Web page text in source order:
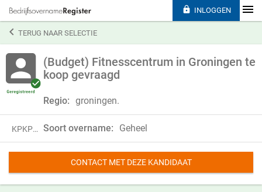
TERUG NAAR SELECTIE
(Budget) Fitnesscentrum in Groningen te
koop gevraagd
Regio: groningen.
KPKP24QHF47T Soort overname: Geheel
CONTACT MET DEZE KANDIDAAT
 INLOGGEN